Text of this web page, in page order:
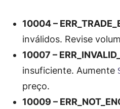
10004 –
inválidos. Revise
10007 –
insuficiente. Aumente
preço.
10009 –